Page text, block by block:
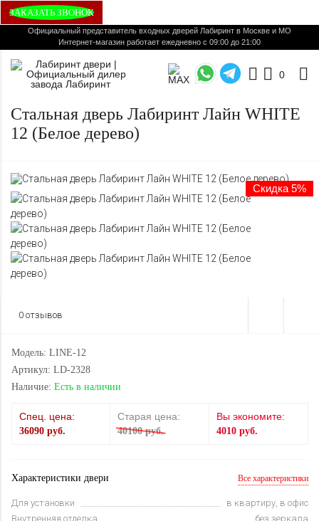
ЗАКАЗАТЬ ЗВОНОК
Официальный представитель входных дверей Лабиринт в Москве и МО
Интернет-магазин работает ежедневно с 09:00 до 21:00
0
Стальная дверь Лабиринт Лайн WHITE
12 (Белое дерево)
Скидка 5%
0 отзывов
Модель: LINE-12
Артикул: LD-2328
Наличие: Есть в наличии
Спец. цена:
36090 руб.
Старая цена:
40100 руб.
Вы экономите:
4010 руб.
Характеристики двери Все характеристики
Для установки
в квартиру, в офис
Внутренняя отделка
без зеркала